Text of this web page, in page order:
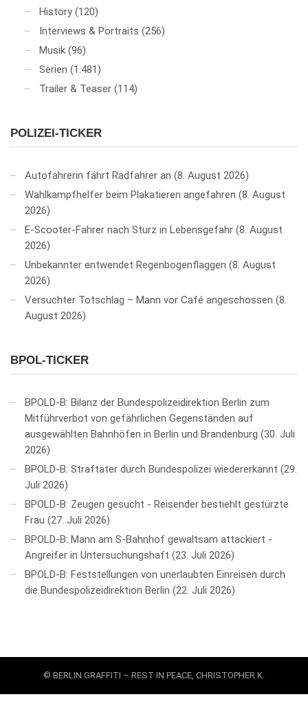
History (120)
Interviews & Portraits (256)
Musik (96)
Serien (1.481)
Trailer & Teaser (114)
POLIZEI-TICKER
Autofahrerin fährt Radfahrer an 8. August 2026
Wahlkampfhelfer beim Plakatieren angefahren 8. August
2026
E-Scooter-Fahrer nach Sturz in Lebensgefahr 8. August
2026
Unbekannter entwendet Regenbogenflaggen 8. August
2026
Versuchter Totschlag – Mann vor Café angeschossen 8.
August 2026
BPOL-TICKER
BPOLD-B: Bilanz der Bundespolizeidirektion Berlin zum
Mitführverbot von gefährlichen Gegenständen auf
ausgewählten Bahnhöfen in Berlin und Brandenburg 30. Juli
2026
BPOLD-B: Straftäter durch Bundespolizei wiedererkannt 29.
Juli 2026
BPOLD-B: Zeugen gesucht - Reisender bestiehlt gestürzte
Frau 27. Juli 2026
BPOLD-B: Mann am S-Bahnhof gewaltsam attackiert -
Angreifer in Untersuchungshaft 23. Juli 2026
BPOLD-B: Feststellungen von unerlaubten Einreisen durch
die Bundespolizeidirektion Berlin 22. Juli 2026
© BERLIN GRAFFITI – REST IN PEACE, CHRISTOPHER K.